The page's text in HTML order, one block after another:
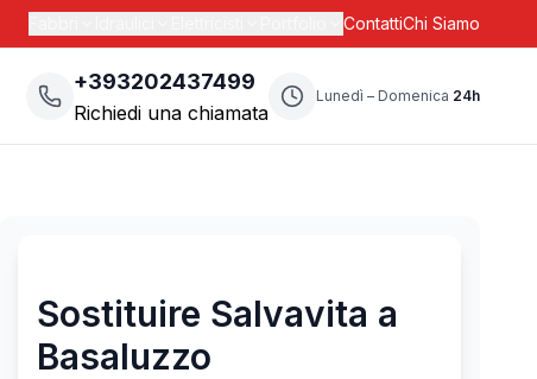
ContattiChi Siamo
+393202437499
Richiedi una chiamata
Lunedì – Domenica 24h
Sostituire Salvavita a
Basaluzzo